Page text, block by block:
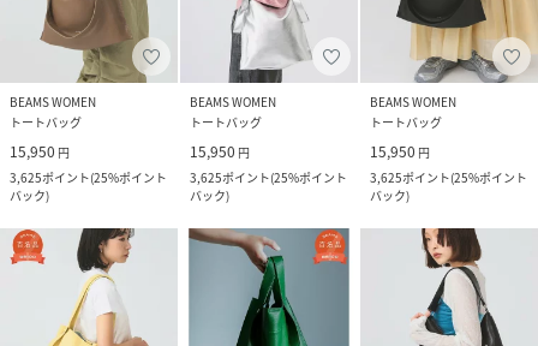
BEAMS WOMEN
トートバッグ
15,950 円
3,625ポイント(25%ポイント
バック)
BEAMS WOMEN
トートバッグ
15,950 円
3,625ポイント(25%ポイント
バック)
BEAMS WOMEN
トートバッグ
15,950 円
3,625ポイント(25%ポイント
バック)